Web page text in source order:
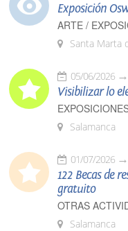
Exposición
ARTE /
Santa Marta
05/06/2026
Visibilizar lo
Salamanca
01/07/2026
122 Becas de
gratuito
OTRAS
Salamanca